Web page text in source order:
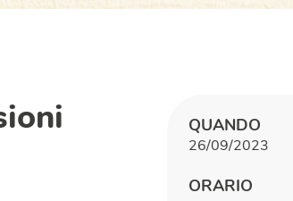
QUANDO
26/09/2023
ORARIO